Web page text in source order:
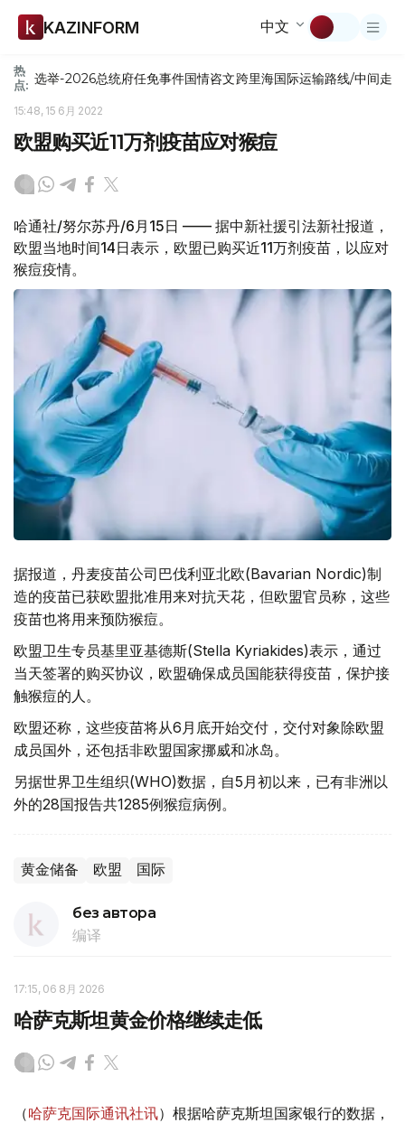
KAZINFORM 中文
热
点: 选举-2026总统府任免事件国情咨文跨里海国际运输路线/中间走廊
15:48, 15 6月 2022
欧盟购买近11万剂疫苗应对猴痘
哈通社/努尔苏丹/6月15日 —— 据中新社援引法新社报道，
欧盟当地时间14日表示，欧盟已购买近11万剂疫苗，以应对
猴痘疫情。
据报道，丹麦疫苗公司巴伐利亚北欧(Bavarian Nordic)制
造的疫苗已获欧盟批准用来对抗天花，但欧盟官员称，这些
疫苗也将用来预防猴痘。
欧盟卫生专员基里亚基德斯(Stella Kyriakides)表示，通过
当天签署的购买协议，欧盟确保成员国能获得疫苗，保护接
触猴痘的人。
欧盟还称，这些疫苗将从6月底开始交付，交付对象除欧盟
成员国外，还包括非欧盟国家挪威和冰岛。
另据世界卫生组织(WHO)数据，自5月初以来，已有非洲以
外的28国报告共1285例猴痘病例。
黄金储备 欧盟 国际
без автора
编译
17:15, 06 8月 2026
哈萨克斯坦黄金价格继续走低
（哈萨克国际通讯社讯）根据哈萨克斯坦国家银行的数据，